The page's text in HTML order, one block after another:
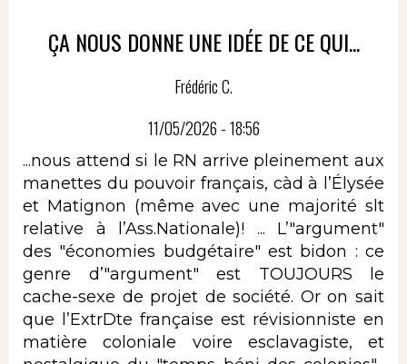
ÇA NOUS DONNE UNE IDÉE DE CE QUI...
Frédéric C.
11/05/2026 - 18:56
...nous attend si le RN arrive pleinement aux
manettes du pouvoir français, càd à l’Élysée
et Matignon (même avec une majorité slt
relative à l’Ass.Nationale)! ... L’"argument"
des "économies budgétaire" est bidon : ce
genre d’"argument" est TOUJOURS le
cache-sexe de projet de société. Or on sait
que l’ExtrDte française est révisionniste en
matière coloniale voire esclavagiste, et